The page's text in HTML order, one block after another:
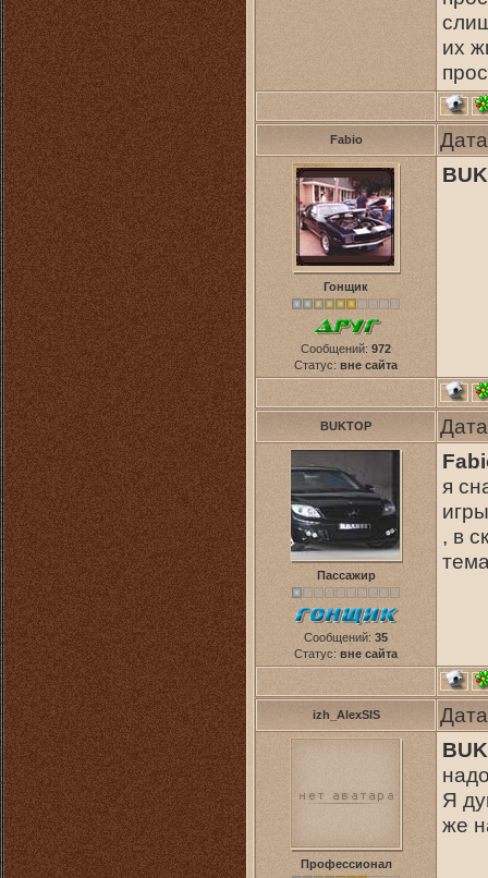
их
Fabio
Гонщик
Сообщений: 972
Статус: вне сайта
BUKTOP
Пассажир
Сообщений: 35
Статус: вне сайта
я
, в
izh_AlexSIS
Профессионал
Я
же